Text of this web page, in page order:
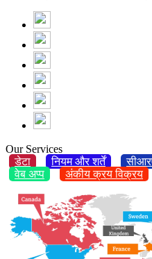
Our Services
डेटा
नियम और शर्तें
वेब अप्प
अंकीय क्रय विक्रय